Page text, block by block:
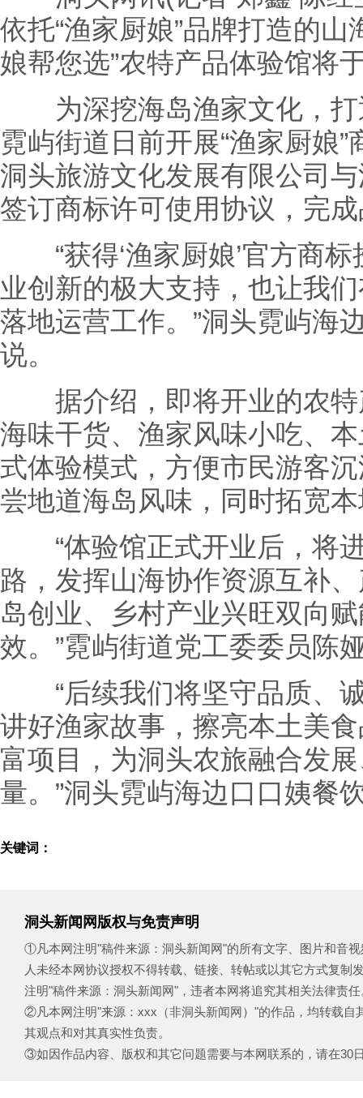
依托“渔家厨娘”品牌打造的
娘帮您选”农特产品体验馆将
为深挖海岛渔家文化，打
霓屿街道日前开展“渔家厨娘
洞头旅游文化发展有限公司
签订商标许可使用协议，完
“获得‘渔家厨娘’官方商标
业创新的极大支持，也让我
落地运营工作。”洞头霓屿海
说。
据介绍，即将开业的农特
海味干货、渔家风味小吃、
式体验模式，方便市民游客
尝地道海岛风味，同时拓宽
“体验馆正式开业后，将
路，发挥山海协作资源互补
岛创业、乡村产业兴旺双向
效。”霓屿街道党工委委员陈
“后续我们将坚守品质、
讲好渔家故事，擦亮本土美
富项目，为洞头农旅融合发
量。”洞头霓屿海边口口姨餐
关键词：
洞头新闻网版权与免责声明
①凡本网注明"稿件来源：洞头新闻网"的所有文字、图片和音
人未经本网协议授权不得转载、链接、转帖或以其它方式复
注明"稿件来源：洞头新闻网"，违者本网将追究其相关法律责任
②凡本网注明"来源：xxx（非洞头新闻网）"的作品，均转载自
其观点和对其真实性负责。
③如因作品内容、版权和其它问题需要与本网联系的，请在30